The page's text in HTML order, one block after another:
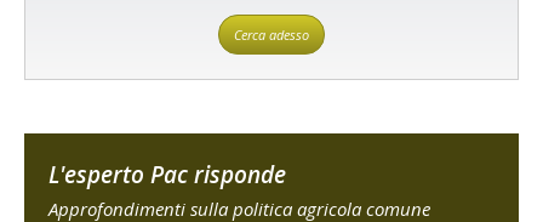
Cerca adesso
L'esperto Pac risponde
Approfondimenti sulla politica agricola comune